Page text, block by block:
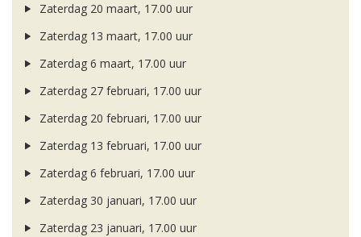
Zaterdag 20 maart, 17.00 uur
Zaterdag 13 maart, 17.00 uur
Zaterdag 6 maart, 17.00 uur
Zaterdag 27 februari, 17.00 uur
Zaterdag 20 februari, 17.00 uur
Zaterdag 13 februari, 17.00 uur
Zaterdag 6 februari, 17.00 uur
Zaterdag 30 januari, 17.00 uur
Zaterdag 23 januari, 17.00 uur